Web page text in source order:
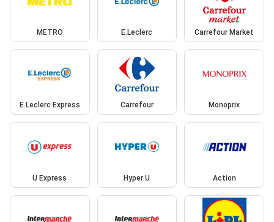
METRO E.Leclerc Carrefour Market
E.Leclerc Express Carrefour Monoprix
U Express Hyper U Action